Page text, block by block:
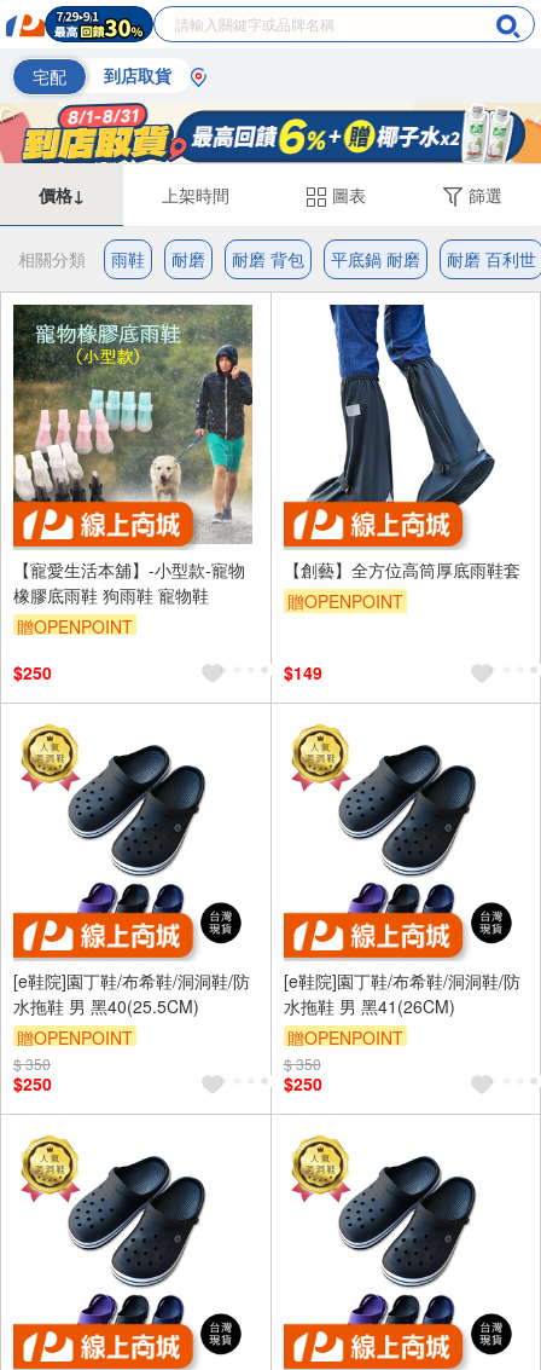
宅配 到店取貨
價格↓ 上架時間 圖表 篩選
相關分類 雨鞋 耐磨 耐磨 背包 平底鍋 耐磨 耐磨 百利世
【寵愛生活本舖】-小型款-寵物
橡膠底雨鞋 狗雨鞋 寵物鞋
贈OPENPOINT
$250
【創藝】全方位高筒厚底雨鞋套
贈OPENPOINT
$149
[e鞋院]園丁鞋/布希鞋/洞洞鞋/防
水拖鞋 男 黑40(25.5CM)
贈OPENPOINT
$ 350
$250
[e鞋院]園丁鞋/布希鞋/洞洞鞋/防
水拖鞋 男 黑41(26CM)
贈OPENPOINT
$ 350
$250